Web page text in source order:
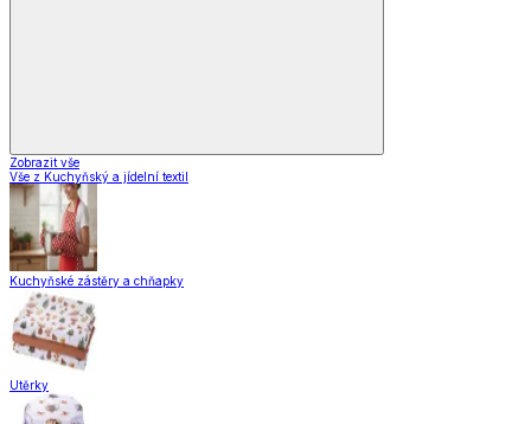
Zobrazit vše
Vše z Kuchyňský a jídelní textil
Kuchyňské zástěry a chňapky
Utěrky